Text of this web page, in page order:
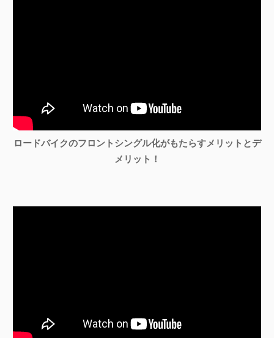
ロードバイクのフロントシングル化がもたらすメリットとデ
メリット！